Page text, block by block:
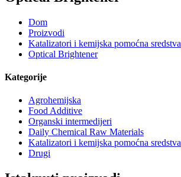
Dom
Proizvodi
Katalizatori i kemijska pomoćna sredstva
Optical Brightener
Kategorije
Agrohemijska
Food Additive
Organski intermedijeri
Daily Chemical Raw Materials
Katalizatori i kemijska pomoćna sredstva
Drugi